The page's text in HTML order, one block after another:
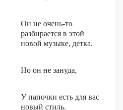
Он не очень-то
разбирается в этой
новой музыке, детка.
Но он не зануда,
У папочки есть для вас
новый стиль.